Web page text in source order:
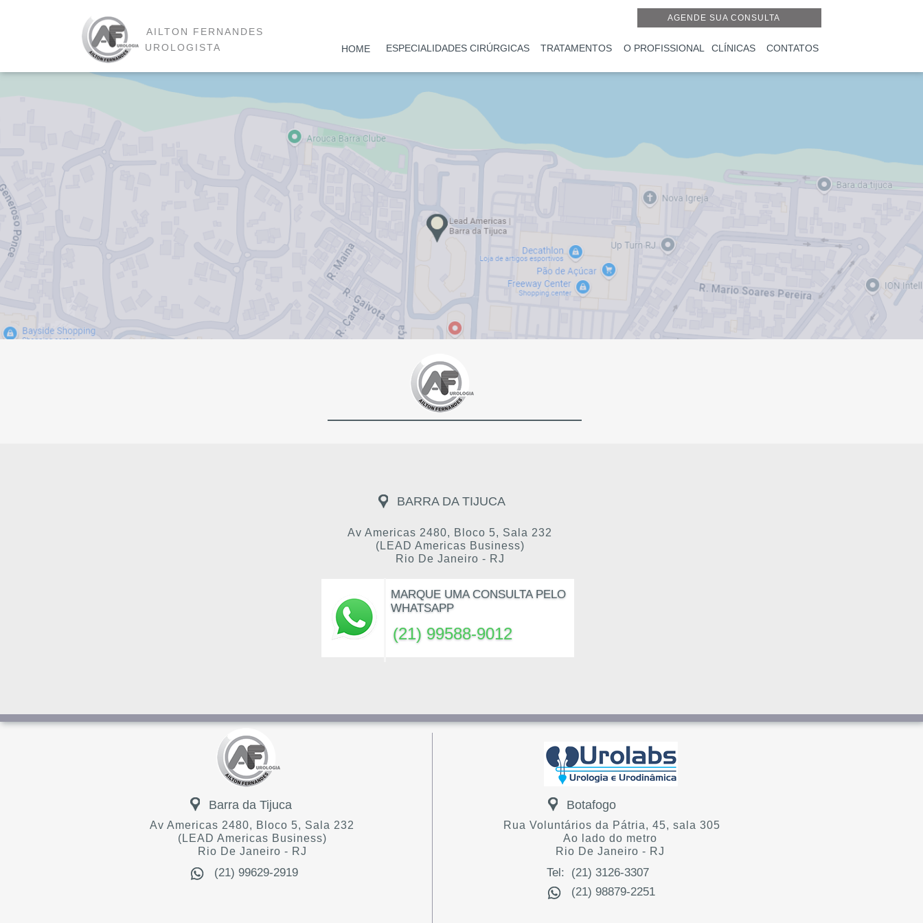
HOME ESPECIALIDADES CIRÚRGICAS
AILTON FERNANDES
UROLOGISTA
TRATAMENTOS O PROFISSIONAL CLÍNICAS CONTATOS
AGENDE SUA CONSULTA
BARRA DA TIJUCA
MARQUE UMA CONSULTA PELO
WHATSAPP
(21) 99588-9012
Av Americas 2480, Bloco 5, Sala 232
(LEAD Americas Business)
Rio De Janeiro - RJ
Barra da Tijuca
(21) 99629-2919
Av Americas 2480, Bloco 5, Sala 232
(LEAD Americas Business)
Rio De Janeiro - RJ
Botafogo
Tel: (21) 3126-3307
(21) 98879-2251
Rua Voluntários da Pátria, 45, sala 305
Ao lado do metro
Rio De Janeiro - RJ